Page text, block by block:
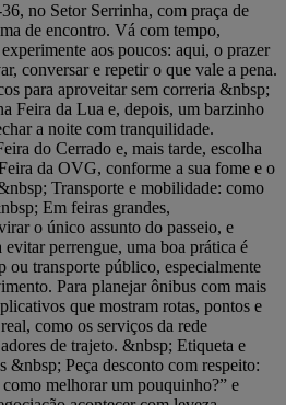
no Setor Serrinha, com praça de
de encontro. Vá com tempo,
aos poucos: aqui, o prazer
conversar e repetir o que vale a pena.
para aproveitar sem correria &nbsp;
Feira da Lua e, depois, um barzinho
a noite com tranquilidade.
do Cerrado e, mais tarde, escolha
da OVG, conforme a sua fome e o
Transporte e mobilidade: como
Em feiras grandes,
o único assunto do passeio, e
evitar perrengue, uma boa prática é
ou transporte público, especialmente
Para planejar ônibus com mais
que mostram rotas, pontos e
como os serviços da rede
de trajeto. &nbsp; Etiqueta e
&nbsp; Peça desconto com respeito:
melhorar um pouquinho?” e